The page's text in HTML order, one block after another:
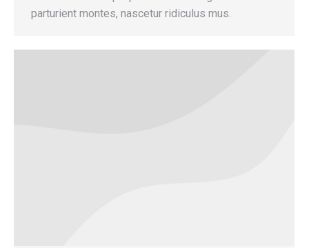
parturient montes, nascetur ridiculus mus.